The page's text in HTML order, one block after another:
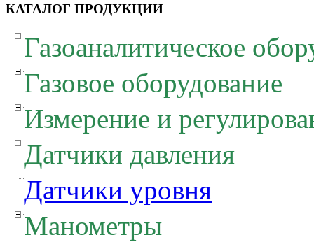
КАТАЛОГ ПРОДУКЦИИ
Газоаналитическое
Газовое оборудование
Измерение и
Датчики давления
Датчики уровня
Манометры